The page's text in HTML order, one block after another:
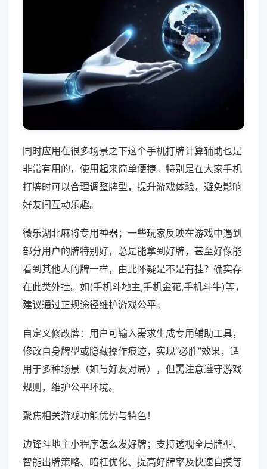
同时应用在很多场景之下这个手机打牌计算辅助也是
非常有用的，使用起来简单便捷。特别是在大家手机
打牌时可以合理调整牌型，提升游戏体验，避免影响
好友间互动乐趣。
微乐湖北麻将专用神器；一些玩家反映在游戏中遇到
部分用户的牌特别好，总是能拿到好牌，甚至好像能
看到其他人的牌一样，由此怀疑是不是有挂？确实存
在此类外挂。如(手机斗地主,手机金花,手机斗牛)等，
建议通过正规途径维护游戏公平。
自定义修改牌：用户可输入需求生成专用辅助工具，
修改自身牌型或隐藏操作痕迹，实现“必胜”效果，适
用于多种场景（如与好友对局），但需注意遵守游戏
规则，维护公平环境。
聚焦相关游戏功能优势与特色！
边锋斗地主小程序怎么发好牌；支持透视全局牌型、
智能出牌策略、暗杠优化、提高好牌率及快速自摸等